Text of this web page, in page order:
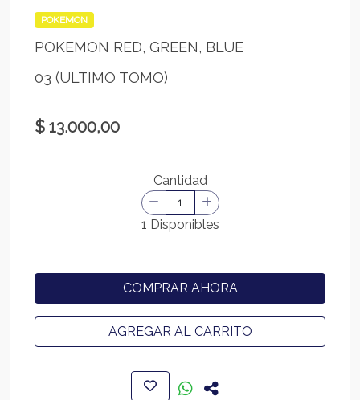
POKEMON
POKEMON RED, GREEN, BLUE
03 (ULTIMO TOMO)
$ 13.000,00
Cantidad
1 Disponibles
COMPRAR AHORA
AGREGAR AL CARRITO